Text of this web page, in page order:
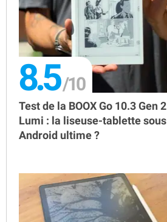
8.5
Test de la BOOX Go 10.3 Gen 2
Lumi : la liseuse-tablette sous
Android ultime ?